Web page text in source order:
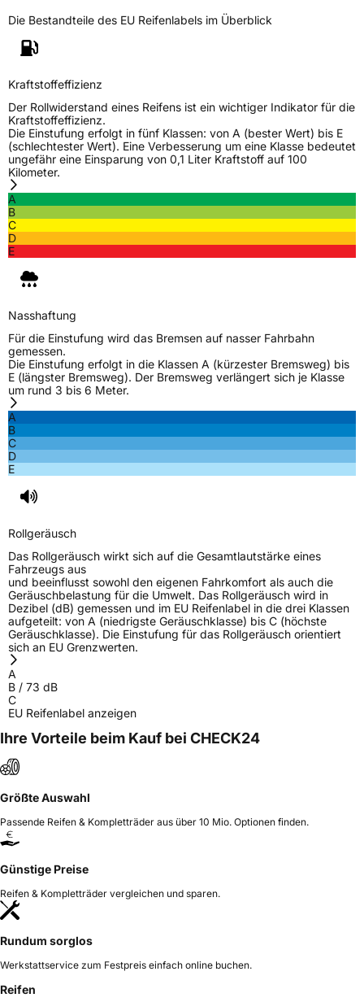
EU Label
EffizienzB
NasshaftungA
Rollgeräusch (Klasse)B
Rollgeräusch (dB)
3PMSF / Schneeflockensymbol / Alpine-Symbol Nein
EisgripNein
EPREL ID 2416417
Allgemeine Produktsicherheit (GPSR)
HerstellerkontaktMANUFACTURE FRANCAISE DES
PNEUMATIQUES MICHELIN, place des
Die Bestandteile des EU Reifenlabels im Überblick
Kraftstoffeffizienz
Der Rollwiderstand eines Reifens ist ein wichtiger Indikator für die
Kraftstoffeffizienz.
Die Einstufung erfolgt in fünf Klassen: von A (bester Wert) bis E
(schlechtester Wert). Eine Verbesserung um eine Klasse bedeutet
ungefähr eine Einsparung von 0,1 Liter Kraftstoff auf 100
Kilometer.
A
B
C
D
E
Nasshaftung
Für die Einstufung wird das Bremsen auf nasser Fahrbahn
gemessen.
Die Einstufung erfolgt in die Klassen A (kürzester Bremsweg) bis
E (längster Bremsweg). Der Bremsweg verlängert sich je Klasse
um rund 3 bis 6 Meter.
A
B
C
D
E
Rollgeräusch
Das Rollgeräusch wirkt sich auf die Gesamtlautstärke eines
Fahrzeugs aus
und beeinflusst sowohl den eigenen Fahrkomfort als auch die
Geräuschbelastung für die Umwelt. Das Rollgeräusch wird in
Dezibel (dB) gemessen und im EU Reifenlabel in die drei Klassen
aufgeteilt: von A (niedrigste Geräuschklasse) bis C (höchste
Geräuschklasse). Die Einstufung für das Rollgeräusch orientiert
sich an EU Grenzwerten.
A
B / 73 dB
C
EU Reifenlabel anzeigen
Ihre Vorteile beim Kauf bei CHECK24
Größte Auswahl
Passende Reifen & Kompletträder aus über 10 Mio. Optionen finden.
Günstige Preise
Reifen & Kompletträder vergleichen und sparen.
Rundum sorglos
Werkstattservice zum Festpreis einfach online buchen.
Reifen